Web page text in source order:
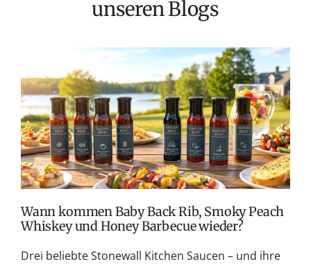
unseren Blogs
Wann kommen Baby Back Rib, Smoky Peach
Whiskey und Honey Barbecue wieder?
Drei beliebte Stonewall Kitchen Saucen – und ihre